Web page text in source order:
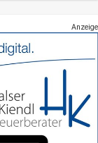
Anzeige